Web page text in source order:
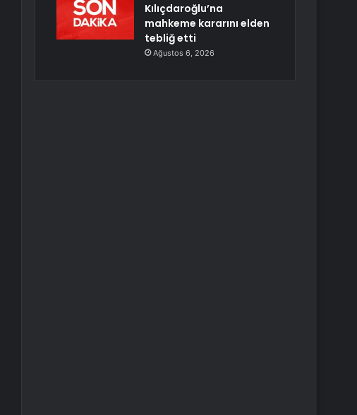
Kılıçdaroğlu’na
mahkeme kararını elden
tebliğ etti
Ağustos 6, 2026